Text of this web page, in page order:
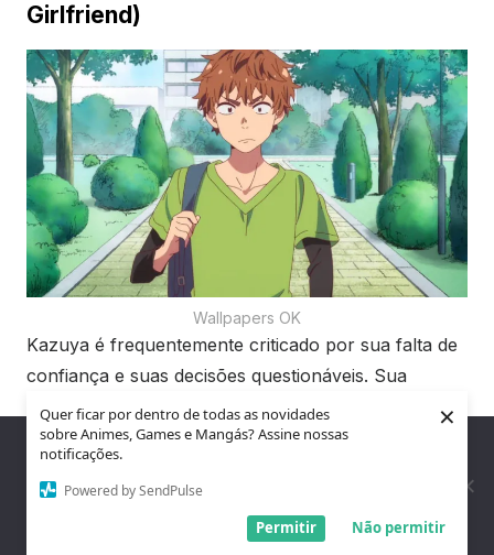
Quer ficar por dentro de todas as novidades
sobre Animes, Games e Mangás? Assine nossas
notificações.
Powered by SendPulse
Não permitir
Permitir
×
Girlfriend)
Wallpapers OK
Kazuya é frequentemente criticado por sua falta de
confiança e suas decisões questionáveis. Sua
personalidade insegura e dependente o tornam um
protagonista fraco.
22. Aqua (Konosuba)
Nós utilizamos cookies para garantir que você tenha a melhor
experiência em nosso site. Se você continua a usar este site,
assumimos que você está satisfeito.
Entendi!